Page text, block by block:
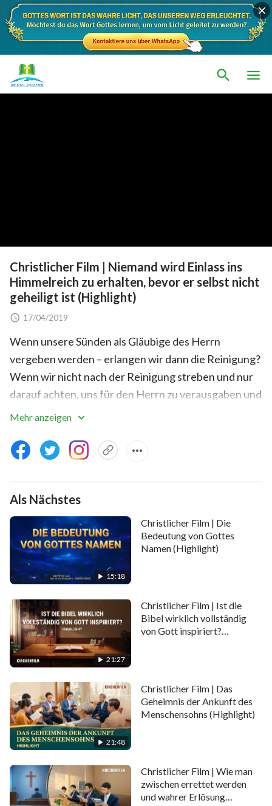
Christlicher Film | Niemand wird Einlass ins
Himmelreich zu erhalten, bevor er selbst nicht
geheiligt ist (Highlight)
17/04/2019
Wenn unsere Sünden als Gläubige des Herrn
vergeben werden – erlangen wir dann die Reinigung?
Wenn wir nicht nach der Reinigung streben und nur
darauf achten, uns für den Herrn zu verausgaben und
das Werk des Herrn fleißig zu vollbringen – werden
„Das Erwachen aus dem Traum“ wird Sie alle
Antworten geben!
Mehr anzeigen
Als Nächstes
15:18
Christlicher Film | Die
Bedeutung von Gottes
Namen (Highlight)
21:27
Christlicher Film | Ist die
Bibel wirklich vollständig
von Gott inspiriert?
21:48
Christlicher Film | Das
Geheimnis der Ankunft des
Menschensohns (Highlight)
Christlicher Film | Wie man
zwischen errettet werden
und wahrer Erlösung